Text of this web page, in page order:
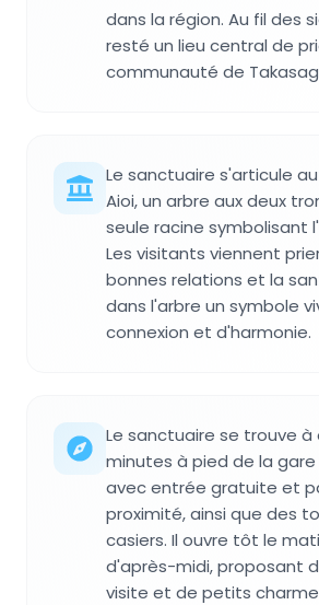
dans la région. Au fil des
resté un lieu central de
communauté de
Le sanctuaire s'articule
Aioi, un arbre aux deux
seule racine symbolisant
Les visitants viennent
bonnes relations et la
dans l'arbre un symbole
connexion et d'harmonie.
Le sanctuaire se trouve à
minutes à pied de la
avec entrée gratuite et
proximité, ainsi que des
casiers. Il ouvre tôt le
d'après-midi, proposant
visite et de petits